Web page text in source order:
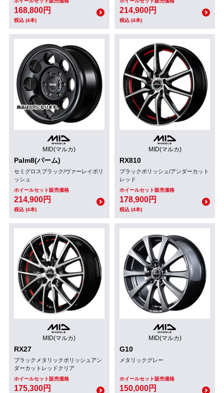
168,800円
税込 (4本)
214,900円
税込 (4本)
MID(マルカ)
Palm8(パーム)
セミグロスブラック/ヴァーレイポリ
ッシュ
ホイールセット販売価格
214,900円
税込 (4本)
MID(マルカ)
RX810
ブラックポリッシュ/アンダーカット
レッド
ホイールセット販売価格
178,900円
税込 (4本)
MID(マルカ)
RX27
ブラックメタリックポリッシュアン
ダーカットレッドクリア
ホイールセット販売価格
175,300円
MID(マルカ)
G10
メタリックグレー
ホイールセット販売価格
150,000円